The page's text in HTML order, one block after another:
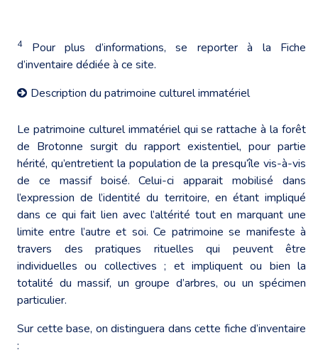
4Pour plus d’informations, se reporter à la Fiche
d’inventaire dédiée à ce site.
Description du patrimoine culturel immatériel
Le patrimoine culturel immatériel qui se rattache à la forêt
de Brotonne surgit du rapport existentiel, pour partie
hérité, qu’entretient la population de la presqu’île vis-à-vis
de ce massif boisé. Celui-ci apparait mobilisé dans
l’expression de l’identité du territoire, en étant impliqué
dans ce qui fait lien avec l’altérité tout en marquant une
limite entre l’autre et soi. Ce patrimoine se manifeste à
travers des pratiques rituelles qui peuvent être
individuelles ou collectives ; et impliquent ou bien la
totalité du massif, un groupe d’arbres, ou un spécimen
particulier.
Sur cette base, on distinguera dans cette fiche d’inventaire
: